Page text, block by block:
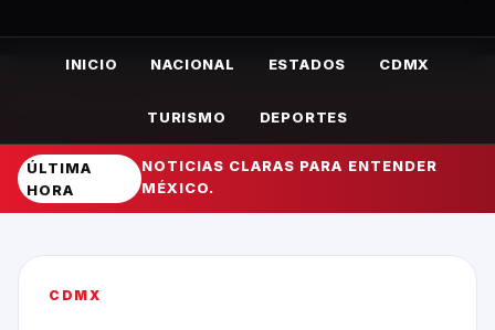
INICIO NACIONAL ESTADOS CDMX
TURISMO DEPORTES
ÚLTIMA
HORA
NOTICIAS CLARAS PARA ENTENDER
MÉXICO.
CDMX